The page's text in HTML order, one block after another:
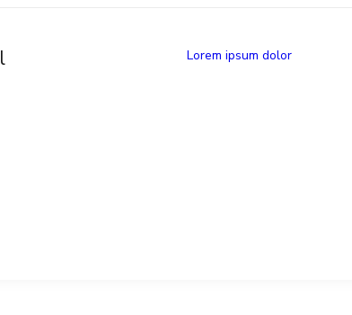
Lorem ipsum dolor